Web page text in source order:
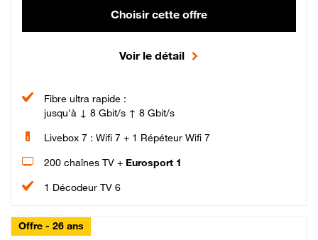
Choisir cette offre
Voir le détail
Fibre ultra rapide :
jusqu'à ↓ 8 Gbit/s ↑ 8 Gbit/s
Livebox 7 : Wifi 7 + 1 Répéteur Wifi 7
200 chaînes TV + Eurosport 1
1 Décodeur TV 6
Offre - 26 ans